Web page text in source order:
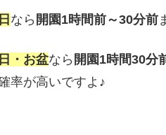
なら 開園1時間前～30分前
・お盆なら 開園1時間30分
率が高いですよ♪